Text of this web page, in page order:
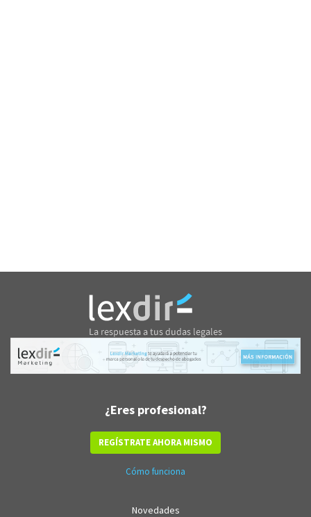
¿Eres profesional?
REGÍSTRATE AHORA MISMO
Cómo funciona
Novedades